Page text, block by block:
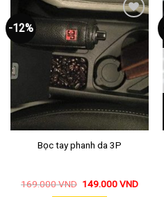
-12%
Thêm
vào
yêu
Bọc tay phanh da 3P
169.000VND 149.000VND